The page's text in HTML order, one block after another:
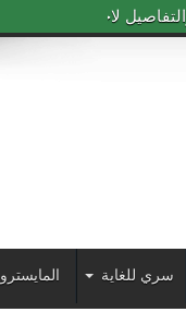
لاحقاً
سري للغاية المايسترو